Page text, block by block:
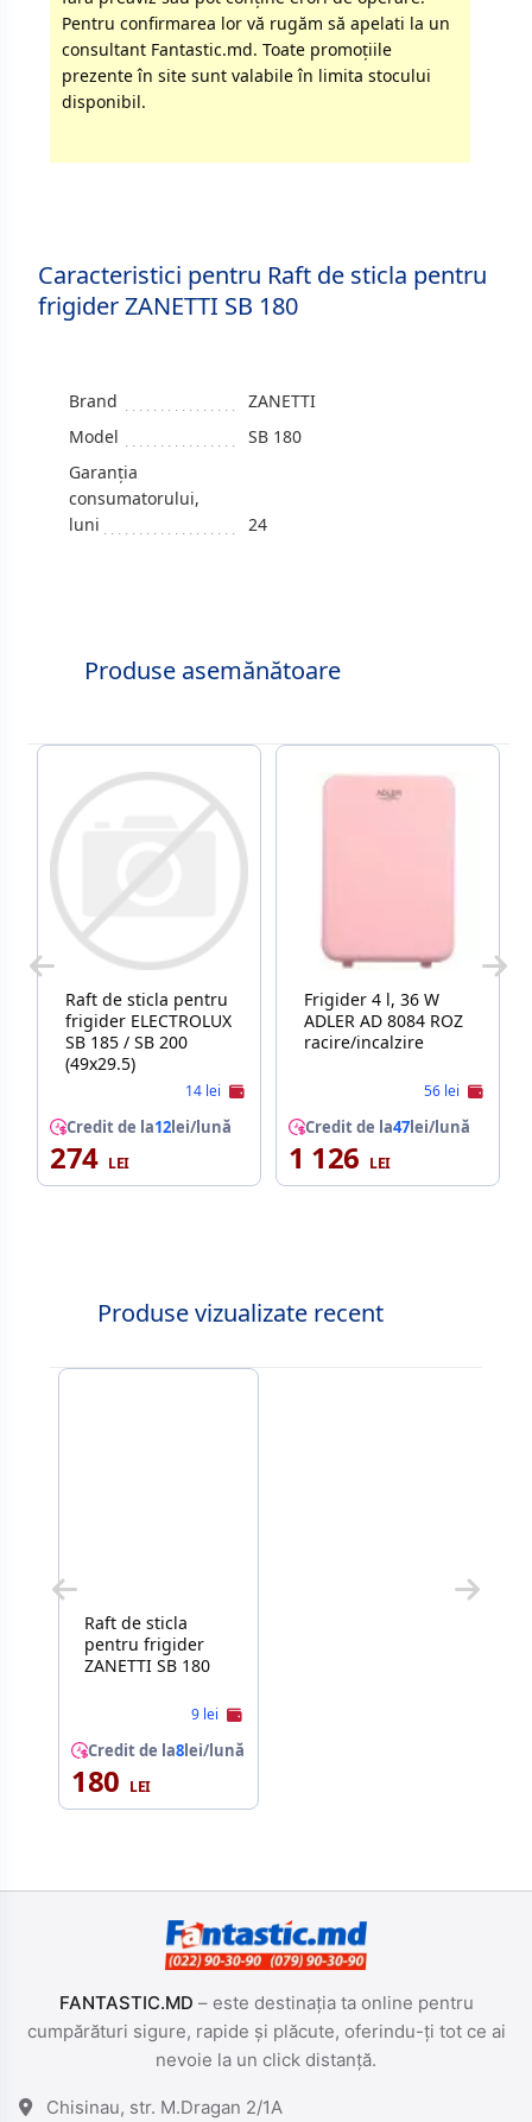
Pentru confirmarea lor vă rugăm să apelati la un
consultant Fantastic.md. Toate promoţiile
prezente în site sunt valabile în limita stocului
disponibil.
Caracteristici pentru Raft de sticla pentru
frigider ZANETTI SB 180
Brand
ZANETTI
Model
SB 180
Garanția
consumatorului,
luni
24
Produse asemănătoare
Raft de sticla pentru
frigider ELECTROLUX
SB 185 / SB 200
(49x29.5)
14 lei
Credit de la12lei/lună
274
Frigider 4 l, 36 W
ADLER AD 8084 ROZ
racire/incalzire
56 lei
Credit de la47lei/lună
1 126
Produse vizualizate recent
Raft de sticla
pentru frigider
ZANETTI SB 180
9 lei
Credit de la8lei/lună
180
FANTASTIC.MD – este destinația ta online pentru
cumpărături sigure, rapide și plăcute, oferindu-ți tot ce ai
nevoie la un click distanță.
Chisinau, str. M.Dragan 2/1A